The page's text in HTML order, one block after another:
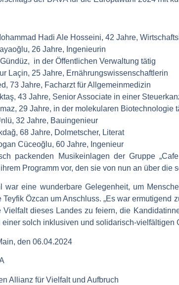
Hadi Ale Hosseini, 42 Jahre,
, 26 Jahre, Ingenieurin
, in der Öffentlichen Verwaltung tätig
Laçin, 25 Jahre, Ernährungswissenschaftlerin
, 73 Jahre, Facharzt für Allgemeinmedizin
, 43 Jahre, Senior Associate in einer
, 29 Jahre, in der molekularen Biotechnologie
, 32 Jahre, Bauingenieur
, 68 Jahre, Dolmetscher, Literat
Cüceoğlu, 60 Jahre, Ingenieur
packenden Musikeinlagen der Gruppe
Programm vor, den sie von nun an über die
war eine wunderbare Gelegenheit, um
Teyfik Özcan um Anschluss. „Es war
Vielfalt dieses Landes zu feiern, die
einer solch inklusiven und solidarisch-vielfältigen
den 06.04.2024
Allianz für Vielfalt und Aufbruch